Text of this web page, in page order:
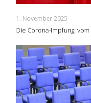
1. November 2025
Die Corona-Impfung: